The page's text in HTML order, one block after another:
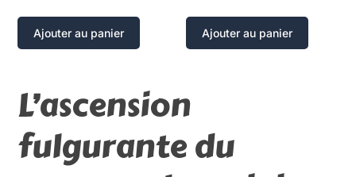
Ajouter au panier Ajouter au panier
L’ascension
fulgurante du